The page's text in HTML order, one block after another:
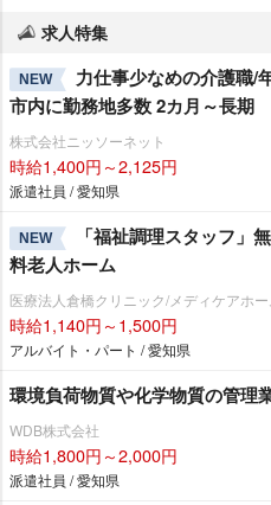
求人特集
NEW
力仕事少なめの介護職/
市内に勤務地多数 2カ月～長期
株式会社ニッソーネット
時給1,400円～2,125円
派遣社員 / 愛知県
NEW
「福祉調理スタッフ」
料老人ホーム
医療法人倉橋クリニック/メディケアホー
時給1,140円～1,500円
アルバイト・パート / 愛知県
環境負荷物質や化学物質の管理
WDB株式会社
時給1,800円～2,000円
派遣社員 / 愛知県